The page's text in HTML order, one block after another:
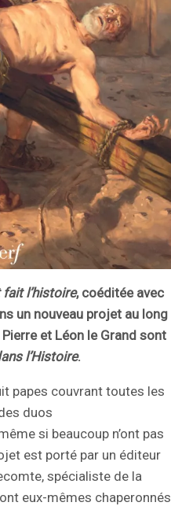
l’histoire, coéditée avec
un nouveau projet au long
et Léon le Grand sont
l’Histoire.
papes couvrant toutes les
duos
si beaucoup n’ont pas
est porté par un éditeur
spécialiste de la
eux-mêmes chaperonnés